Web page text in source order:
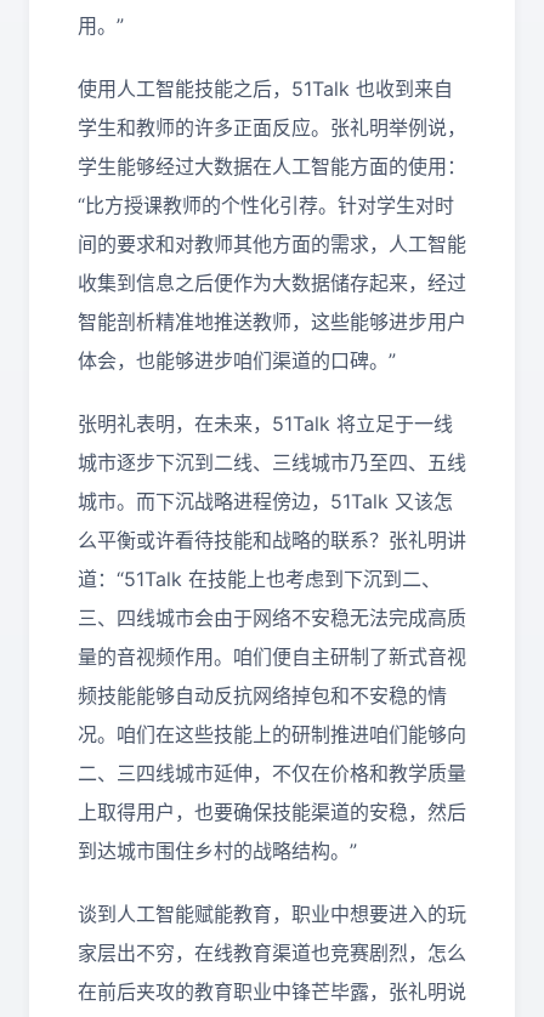
用。”
使用人工智能技能之后， 51Talk 也收到来自
学生和教师的许多正面反应。张礼明举例说，
学生能够经过大数据在人工智能方面的使用：
“比方授课教师的个性化引荐。针对学生对时
间的要求和对教师其他方面的需求，人工智能
收集到信息之后便作为大数据储存起来，经过
智能剖析精准地推送教师，这些能够进步用户
体会，也能够进步咱们渠道的口碑。”
张明礼表明，在未来， 51Talk 将立足于一线
城市逐步下沉到二线、三线城市乃至四、五线
城市。而下沉战略进程傍边， 51Talk 又该怎
么平衡或许看待技能和战略的联系？张礼明讲
道：“51Talk 在技能上也考虑到下沉到二、
三、四线城市会由于网络不安稳无法完成高质
量的音视频作用。咱们便自主研制了新式音视
频技能能够自动反抗网络掉包和不安稳的情
况。咱们在这些技能上的研制推进咱们能够向
二、三四线城市延伸，不仅在价格和教学质量
上取得用户，也要确保技能渠道的安稳，然后
到达城市围住乡村的战略结构。”
谈到人工智能赋能教育，职业中想要进入的玩
家层出不穷，在线教育渠道也竞赛剧烈，怎么
在前后夹攻的教育职业中锋芒毕露，张礼明说